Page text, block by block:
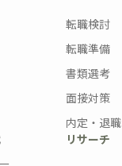
転職検討
転職準備
書類選考
面接対策
内定・退職
リサーチ